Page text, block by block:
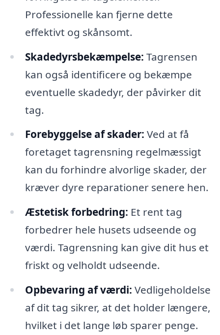
Professionelle kan fjerne dette
effektivt og skånsomt.
Skadedyrsbekæmpelse: Tagrensen
kan også identificere og bekæmpe
eventuelle skadedyr, der påvirker dit
tag.
Forebyggelse af skader: Ved at få
foretaget tagrensning regelmæssigt
kan du forhindre alvorlige skader, der
kræver dyre reparationer senere hen.
Æstetisk forbedring: Et rent tag
forbedrer hele husets udseende og
værdi. Tagrensning kan give dit hus et
friskt og velholdt udseende.
Opbevaring af værdi: Vedligeholdelse
af dit tag sikrer, at det holder længere,
hvilket i det lange løb sparer penge.